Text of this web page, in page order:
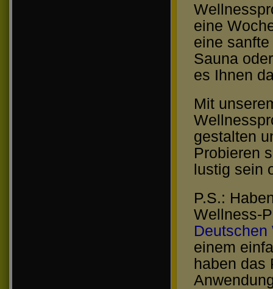
eine
eine
Sauna
es Ihnen
Mit
gestalten
Probieren
lustig sein
P.S.:
Wellness-
Deutschen
einem
haben das